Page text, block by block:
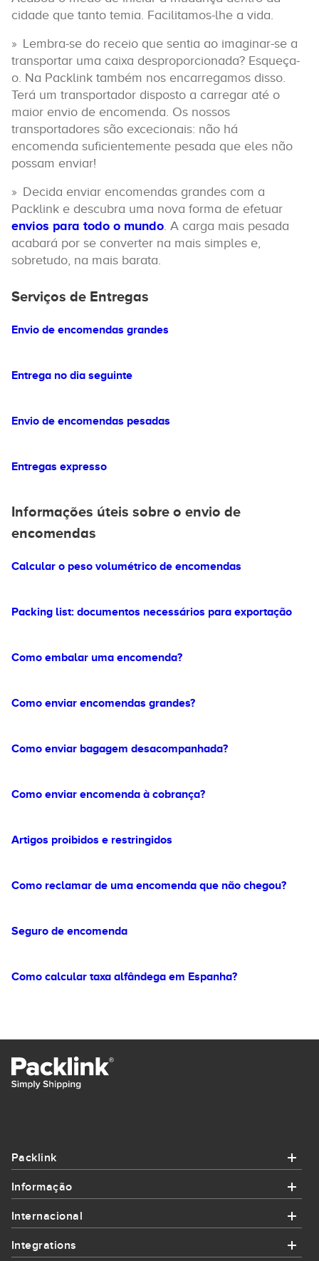
cidade que tanto temia. Facilitamos-lhe a vida.
Lembra-se do receio que sentia ao imaginar-se a
transportar uma caixa desproporcionada? Esqueça-
o. Na Packlink também nos encarregamos disso.
Terá um transportador disposto a carregar até o
maior envio de encomenda. Os nossos
transportadores são excecionais: não há
encomenda suficientemente pesada que eles não
possam enviar!
Decida enviar encomendas grandes com a
Packlink e descubra uma nova forma de efetuar
envios para todo o mundo. A carga mais pesada
acabará por se converter na mais simples e,
sobretudo, na mais barata.
Serviços de Entregas
Envio de encomendas grandes
Entrega no dia seguinte
Envio de encomendas pesadas
Entregas expresso
Informações úteis sobre o envio de
encomendas
Calcular o peso volumétrico de encomendas
Packing list: documentos necessários para exportação
Como embalar uma encomenda?
Como enviar encomendas grandes?
Como enviar bagagem desacompanhada?
Como enviar encomenda à cobrança?
Artigos proibidos e restringidos
Como reclamar de uma encomenda que não chegou?
Seguro de encomenda
Como calcular taxa alfândega em Espanha?
Packlink
Packlink
Informação
Internacional
Internacional
Integrations